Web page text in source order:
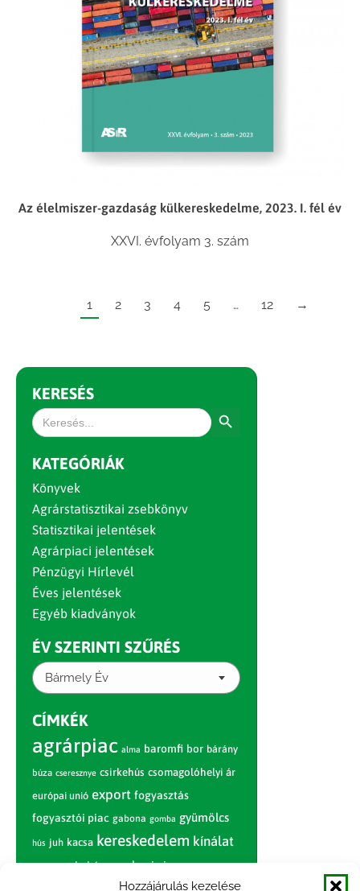
Hozzájárulás kezelése
Az élelmiszer-gazdaság külkereskedelme, 2023. I. fél év
XXVI. évfolyam 3. szám
1 2 3 4 5 … 12 →
KERESÉS
Search
for:
KATEGÓRIÁK
Könyvek
Agrárstatisztikai zsebkönyv
Statisztikai jelentések
Agrárpiaci jelentések
Pénzügyi Hírlevél
Éves jelentések
Egyéb kiadványok
ÉV SZERINTI SZŰRÉS
Bármely Év
CÍMKÉK
agrárpiac alma baromfi bor bárány
búza cseresznye csirkehús csomagolóhelyi ár
európai unió export fogyasztás
fogyasztói piac gabona gomba gyümölcs
hús juh kacsa kereskedelem kínálat
marhahús nagybani piac